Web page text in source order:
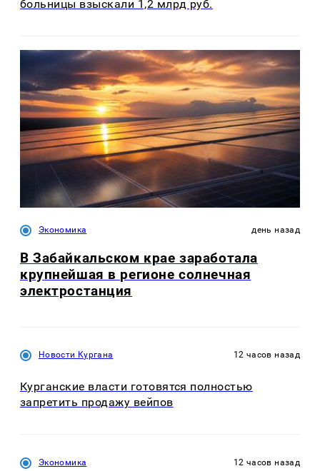
больницы взыскали 1,2 млрд руб.
Экономика день назад
В Забайкальском крае заработала
крупнейшая в регионе солнечная
электростанция
Новости Кургана 12 часов назад
Курганские власти готовятся полностью
запретить продажу вейпов
Экономика 12 часов назад